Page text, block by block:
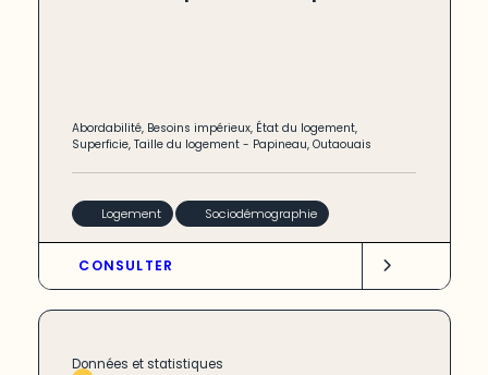
Abordabilité, Besoins impérieux, État du logement,
Superficie,Taille du logement - Papineau,Outaouais
Logement Sociodémographie
CONSULTER
Données et statistiques